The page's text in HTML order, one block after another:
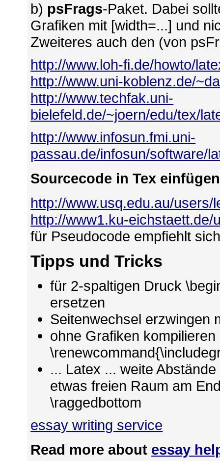
b) psFrags-Paket. Dabei
Grafiken mit [width=...] und
Zweiteres auch den (von
http://www.loh-fi.de/howto/
http://www.uni-koblenz.de/
http://www.techfak.uni-
bielefeld.de/~joern/edu/tex/
http://www.infosun.fmi.uni-
passau.de/infosun/software/
Sourcecode in Tex einfügen
http://www.usq.edu.au/
http://www1.ku-
für Pseudocode empfiehlt
Tipps und Tricks
für 2-spaltigen Druck
ersetzen
Seitenwechsel erzwingen
ohne Grafiken kompilieren
... Latex ... weite
etwas freien Raum am
\raggedbottom
essay writing service
Read more about essay